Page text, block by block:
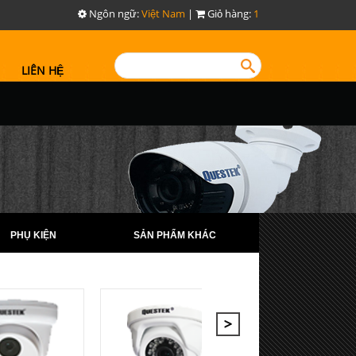
Ngôn ngữ:Việt Nam | Giỏ hàng: 1
LIÊN HỆ
PHỤ KIỆN SẢN PHẨM KHÁC